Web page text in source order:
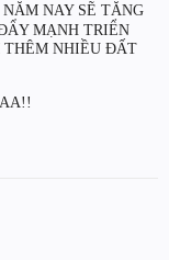
NAY SẼ TĂNG
MẠNH TRIỂN
THÊM NHIỀU ĐẤT